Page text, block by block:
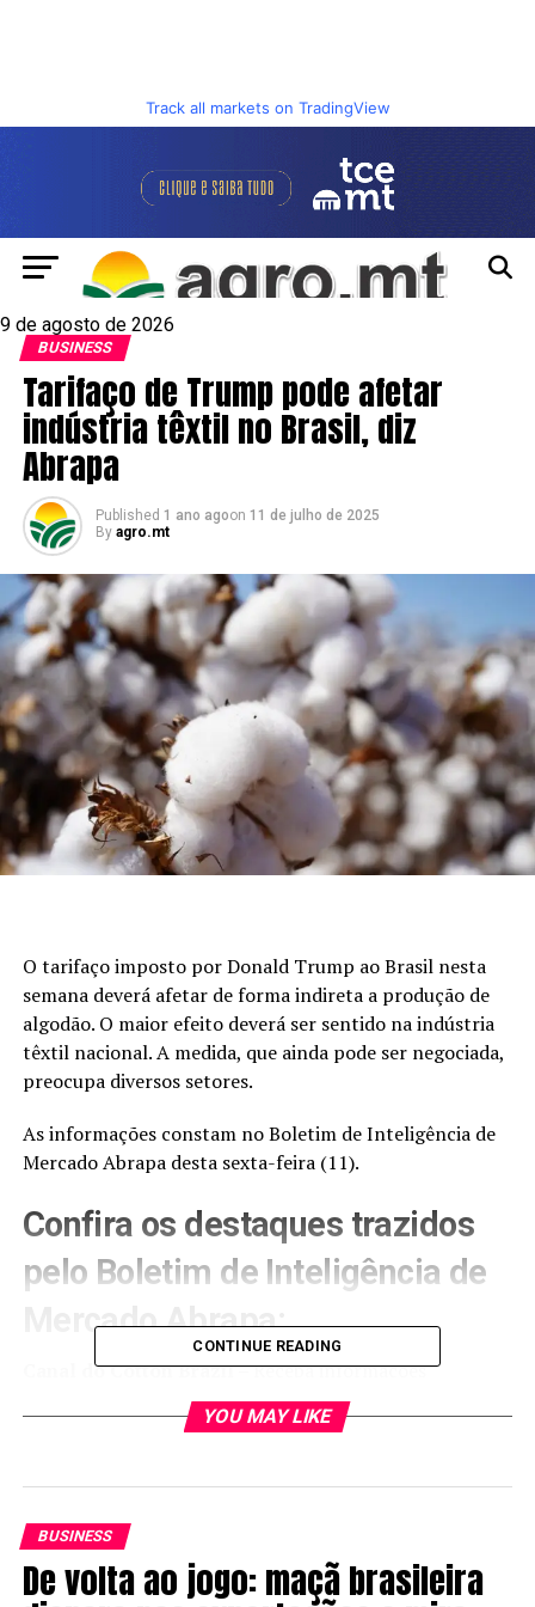
Track all markets on TradingView
9 de agosto de 2026
BUSINESS
Tarifaço de Trump pode afetar
indústria têxtil no Brasil, diz
Abrapa
Published 1 ano agoon 11 de julho de 2025
By agro.mt
O tarifaço imposto por Donald Trump ao Brasil nesta
semana deverá afetar de forma indireta a produção de
algodão. O maior efeito deverá ser sentido na indústria
têxtil nacional. A medida, que ainda pode ser negociada,
preocupa diversos setores.
As informações constam no Boletim de Inteligência de
Mercado Abrapa desta sexta-feira (11).
Confira os destaques trazidos
pelo Boletim de Inteligência de
Mercado Abrapa:
Canal do Cotton Brazil –Receba informações
mercado de algodão
https://bit.ly/Canal-CottonBrazil.
Algodão em NY –O contrato Dez/25 fechou nesta
contrato Dez/26 fechou em
03/jul).
CONTINUE READING
YOU MAY LIKE
BUSINESS
De volta ao jogo: maçã brasileira